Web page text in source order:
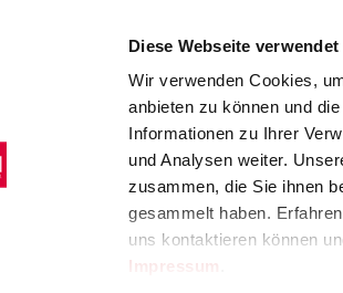
Diese Webseite
Wir verwenden Cookies,
anbieten zu können und
Informationen zu Ihrer
und Analysen weiter.
zusammen, die Sie ihnen
gesammelt haben.
uns kontaktieren können
Impressum